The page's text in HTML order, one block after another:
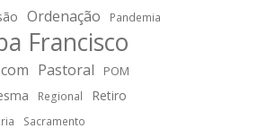
Ordenação Pandemia
Francisco
Pastoral POM
Regional Retiro
Sacramento